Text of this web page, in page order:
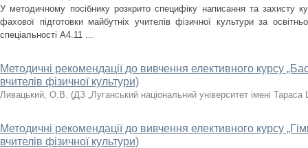
У методичному посібнику розкрито специфіку написання та захисту
фахової підготовки майбутніх учителів фізичної культури за
спеціальності А4.11 ...
Методичні рекомендації до вивчення елективного курсу
вчителів фізичної культури)
Ливацький, О.В. (ДЗ „Луганський національний університет імені Тараса
Методичні рекомендації до вивчення елективного курсу
вчителів фізичної культури)